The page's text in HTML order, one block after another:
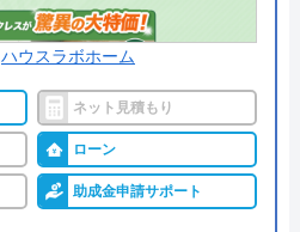
ハウスラボホーム
ネット見積もり
ローン
助成金申請サポート